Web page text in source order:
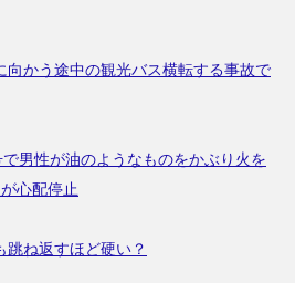
向かう途中の観光バス横転する事故で
男性が油のようなものをかぶり火を
心配停止
跳ね返すほど硬い？